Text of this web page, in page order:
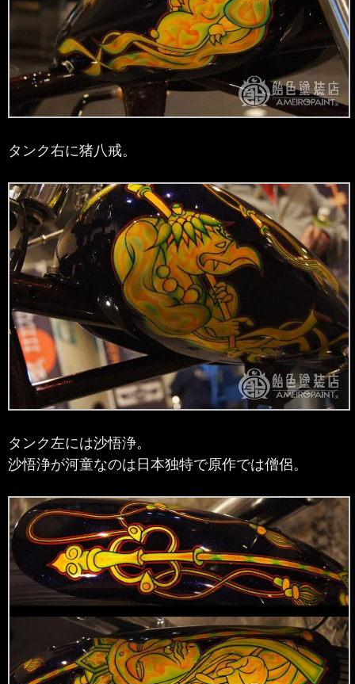
タンク右に猪八戒。
タンク左には沙悟浄。
沙悟浄が河童なのは日本独特で原作では僧侶。